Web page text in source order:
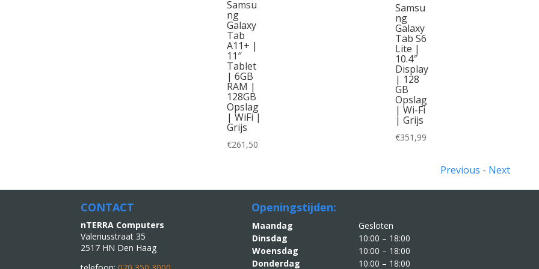
Samsu
ng
Galaxy
Tab
A11+ |
11″
Tablet
| 6GB
RAM |
128GB
Opslag
| WiFi |
Grijs
€261,50
Samsu
ng
Galaxy
Tab S6
Lite |
10.4″
Display
| 128
GB
Opslag
| Wi-Fi
| Grijs
€351,99
Previous - Next
CONTACT
nTERRA Computers
Valeriusstraat 35
2517 HN Den Haag
Openingstijden:
Maandag
Gesloten
Dinsdag
10:00 – 18:00
Woensdag
10:00 – 18:00
Donderdag
10:00 – 18:00